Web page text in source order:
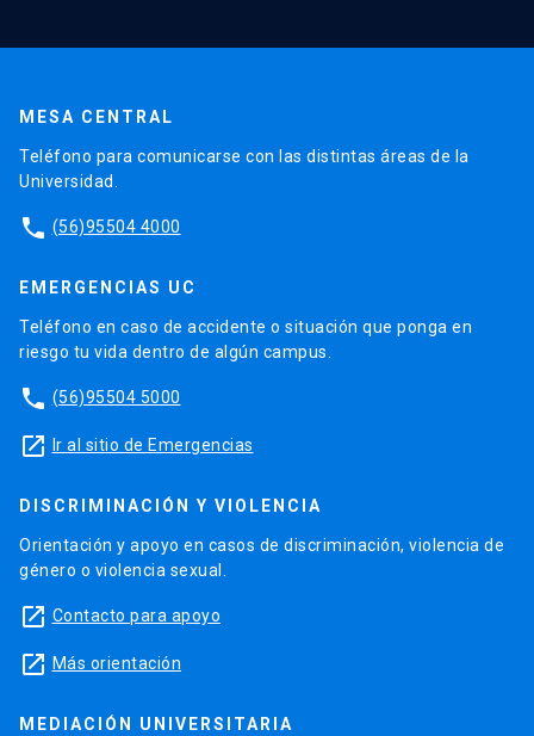
MESA CENTRAL
Teléfono para comunicarse con las distintas áreas de la
Universidad.
phone (56)95504 4000
EMERGENCIAS UC
Teléfono en caso de accidente o situación que ponga en
riesgo tu vida dentro de algún campus.
phone (56)95504 5000
launch Ir al sitio de Emergencias
DISCRIMINACIÓN Y VIOLENCIA
Orientación y apoyo en casos de discriminación, violencia de
género o violencia sexual.
launch Contacto para apoyo
launch Más orientación
MEDIACIÓN UNIVERSITARIA